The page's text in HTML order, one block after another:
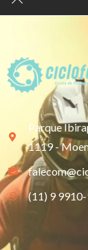
Parque
1119 -
(11) 9